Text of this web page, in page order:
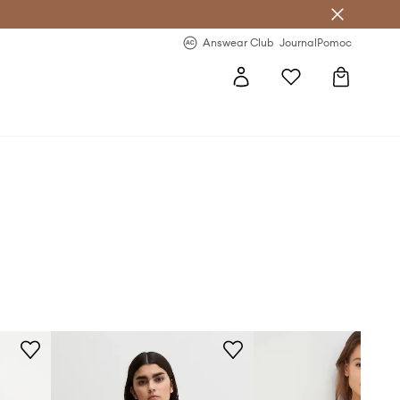
Answear Club JournalPomoc